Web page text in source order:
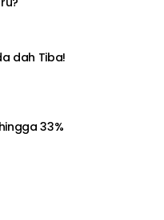
dah Tiba!
33%